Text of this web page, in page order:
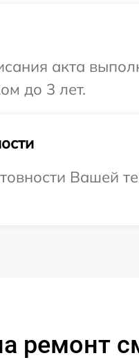
акта
до 3 лет.
Вашей
ремонт